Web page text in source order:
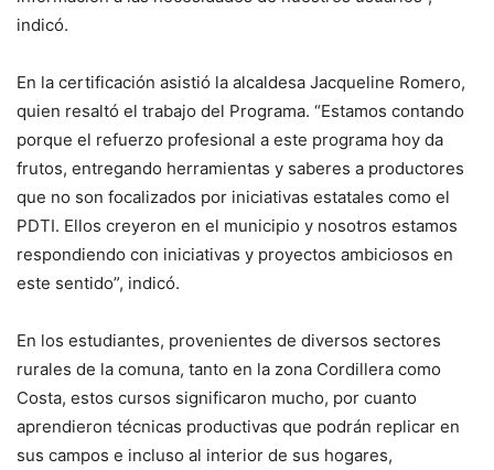
indicó.
En la certificación asistió la alcaldesa Jacqueline Romero,
quien resaltó el trabajo del Programa. “Estamos contando
porque el refuerzo profesional a este programa hoy da
frutos, entregando herramientas y saberes a productores
que no son focalizados por iniciativas estatales como el
PDTI. Ellos creyeron en el municipio y nosotros estamos
respondiendo con iniciativas y proyectos ambiciosos en
este sentido”, indicó.
En los estudiantes, provenientes de diversos sectores
rurales de la comuna, tanto en la zona Cordillera como
Costa, estos cursos significaron mucho, por cuanto
aprendieron técnicas productivas que podrán replicar en
sus campos e incluso al interior de sus hogares,